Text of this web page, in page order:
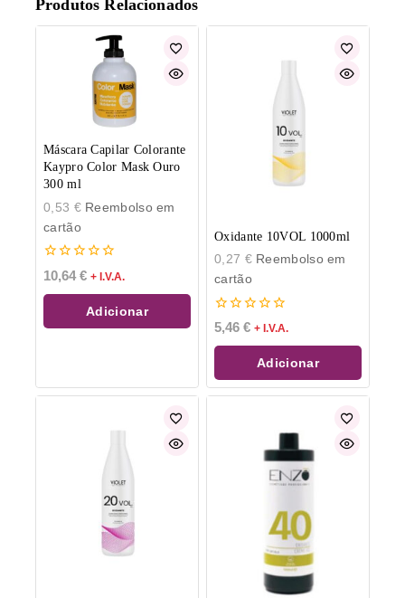
Produtos Relacionados
Máscara Capilar Colorante
Kaypro Color Mask Ouro
300 ml
0,53 €Reembolso em
cartão
0
de
5
10,64€ + I.V.A.
Adicionar
Oxidante 10VOL 1000ml
0,27 €Reembolso em
cartão
0
de
5
5,46 € + I.V.A.
Adicionar